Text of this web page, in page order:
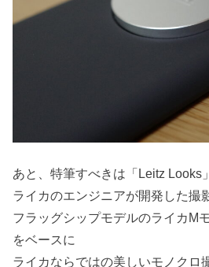
あと、特筆すべきは「Leitz Looks
ライカのエンジニアが開発した撮
フラッグシップモデルのライカM
をベースに
ライカならではの美しいモノクロ